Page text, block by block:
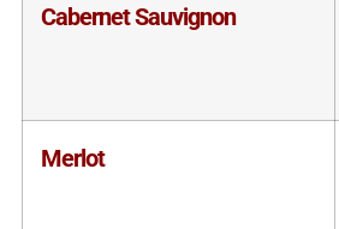
Cabernet Sauvignon
Merlot